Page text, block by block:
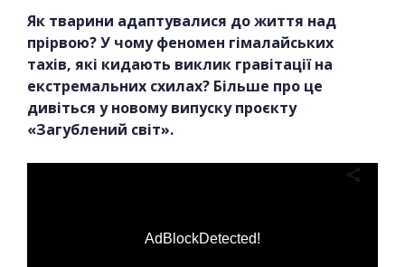
Як тварини адаптувалися до життя над
прірвою? У чому феномен гімалайських
тахів, які кидають виклик гравітації на
екстремальних схилах? Більше про це
дивіться у новому випуску проєкту
«Загублений світ».
AdBlockDetected!